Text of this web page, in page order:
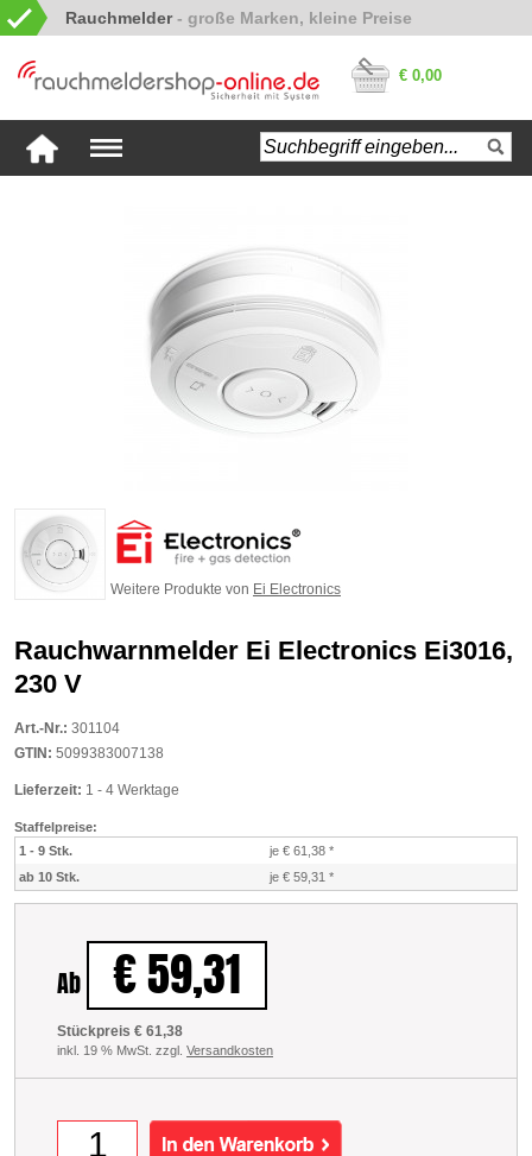
Rauchmelder
€ 0,00
Weitere Produkte von Ei Electronics
Rauchwarnmelder Ei Electronics Ei3016,
230 V
Art.-Nr.: 301104
GTIN: 5099383007138
Lieferzeit: 1 - 4 Werktage
Staffelpreise:
1 - 9 Stk.
je € 61,38 *
ab 10 Stk.
je € 59,31 *
Ab € 59,31
Stückpreis € 61,38
inkl. 19 % MwSt. zzgl. Versandkosten